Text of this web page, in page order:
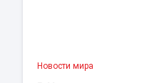
Новости мира